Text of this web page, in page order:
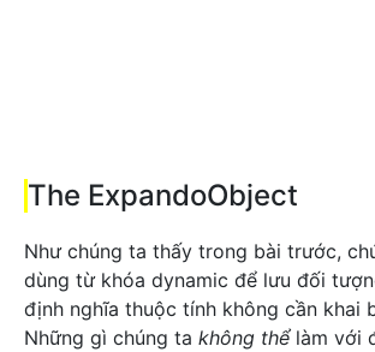
The ExpandoObject
Như chúng ta thấy trong bài trước,
dùng từ khóa dynamic để lưu đối
định nghĩa thuộc tính không cần khai
Những gì chúng ta không thểlàm với